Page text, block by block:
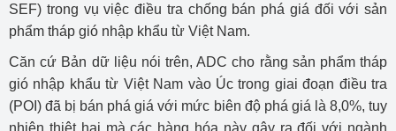
SEF) trong vụ việc điều tra chống bán phá giá đối với sản
phẩm tháp gió nhập khẩu từ Việt Nam.
Căn cứ Bản dữ liệu nói trên, ADC cho rằng sản phẩm tháp
gió nhập khẩu từ Việt Nam vào Úc trong giai đoạn điều tra
(POI) đã bị bán phá giá với mức biên độ phá giá là 8,0%, tuy
nhiên thiệt hại mà các hàng hóa này gây ra đối với ngành